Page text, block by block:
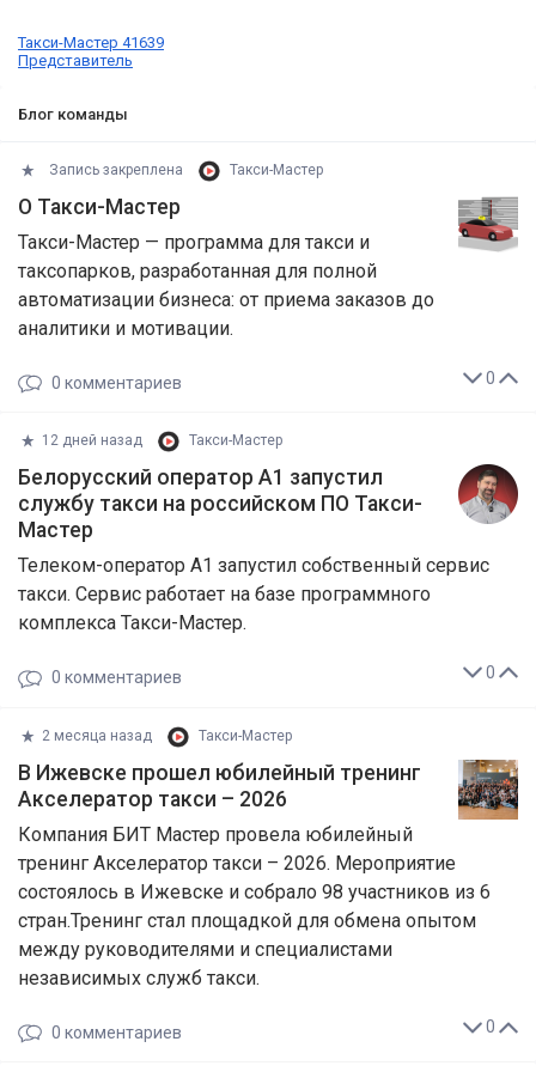
Такси-Мастер 41639
Представитель
Блог команды
Запись закреплена Такси-Мастер
О Такси-Мастер
Такси-Мастер — программа для такси и
таксопарков, разработанная для полной
автоматизации бизнеса: от приема заказов до
аналитики и мотивации.
0
0 комментариев
12 дней назад Такси-Мастер
Белорусский оператор А1 запустил
службу такси на российском ПО Такси-
Мастер
Телеком-оператор А1 запустил собственный сервис
такси. Сервис работает на базе программного
комплекса Такси-Мастер.
0
0 комментариев
2 месяца назад Такси-Мастер
В Ижевске прошел юбилейный тренинг
Акселератор такси – 2026
Компания БИТ Мастер провела юбилейный
тренинг Акселератор такси – 2026. Мероприятие
состоялось в Ижевске и собрало 98 участников из 6
стран.Тренинг стал площадкой для обмена опытом
между руководителями и специалистами
независимых служб такси.
0
0 комментариев